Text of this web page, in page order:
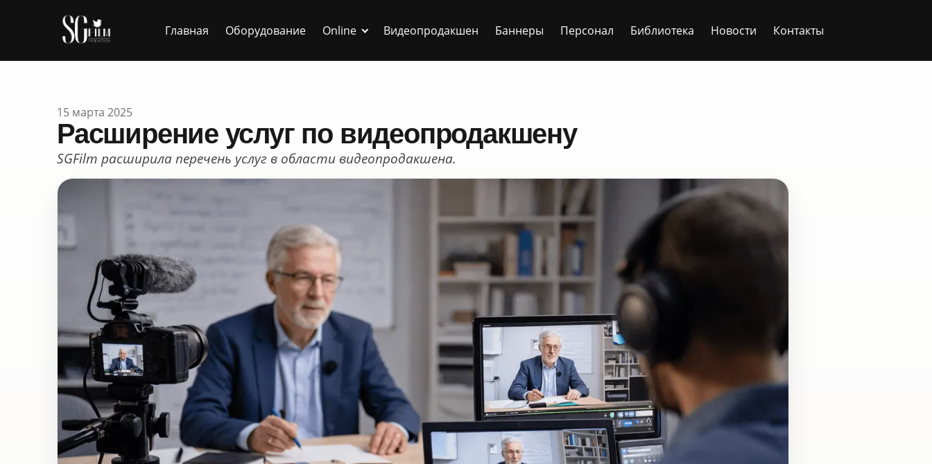
Главная Оборудование Online Видеопродакшен Баннеры Персонал Библиотека Новости Контакты
15 марта 2025
Расширение услуг по видеопродакшену
SGFilm расширила перечень услуг в области видеопродакшена.